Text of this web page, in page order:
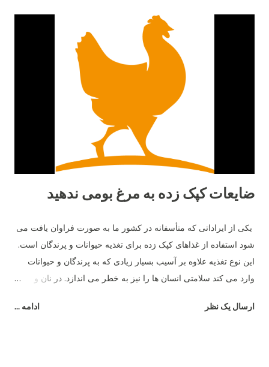
ضایعات کپک زده به مرغ بومی ندهید
یکی از ایراداتی که متأسفانه در کشور ما به صورت فراوان یافت می
شود استفاده از غذاهای کپک زده برای تغذیه حیوانات و پرندگان است.
این نوع تغذیه علاوه بر آسیب بسیار زیادی که به پرندگان و حیوانات
وارد می کند سلامتی انسان ها را نیز به خطر می اندازد. در نان و
ماده باعث آسیب شدید سیستم گوارشی پرندگان و حیوانات می شود
ارسال یک نظر ادامه ...